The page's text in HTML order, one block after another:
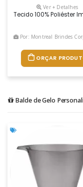
Ver + Detalhes
Tecido 100% Poliéster
Por: Montreal Brindes
ORÇAR
Balde de Gelo